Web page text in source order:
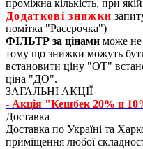
проміжна кількість, при
Додаткові знижки
помітка "Рассрочка")
ФІЛЬТР за цінами може не
тому що знижки можуть
встановити ціну "ОТ"
ціна "ДО".
ЗАГАЛЬНІ АКЦІЇ
- Акція "Кешбек 20% и
Доставка
Доставка по Україні та
приміщення любої